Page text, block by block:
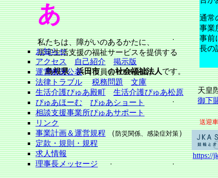
通常
事業
事前
長の
あ
私たちは、障がいのあるかたに、
居宅生活支援の福祉サービスを提供する
島根県 浜田市の社会福祉法人です。
天皇
御下
送迎
https://
お知らせ
アクセス
自己紹介
掲示版
運営状況公表（役員会WEB会議）
法律トラブル
税務問題
文庫
生活介護ぴゅあ殿町
生活介護ぴゅあ松原
ぴゅあほーむ
ぴゅあショート
相談支援事業所ぴゅあサポート
リンク
事業計画＆運営規程（防災関係、感染症対策）
定款・規則・規程
求人情報
理事長メッセージ